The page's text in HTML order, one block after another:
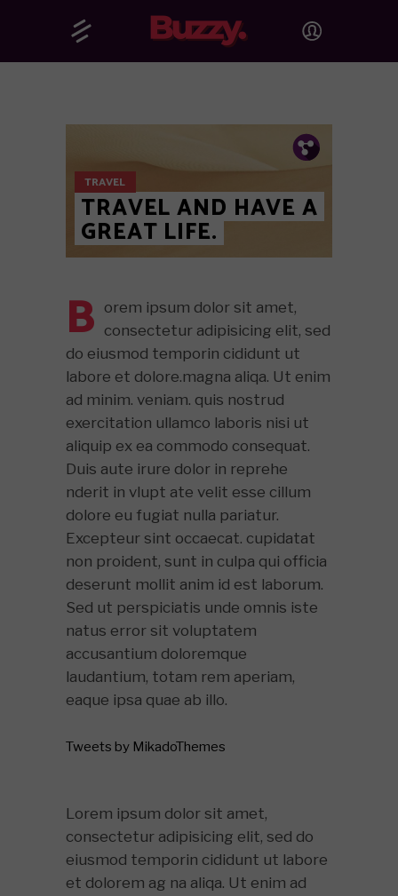
Fb.
Tw.
Pin.
TRAVEL
TRAVEL AND HAVE A
GREAT LIFE.
B orem ipsum dolor sit amet,
consectetur adipisicing elit, sed
do eiusmod temporin cididunt ut
labore et dolore.magna aliqa. Ut enim
ad minim. veniam. quis nostrud
exercitation ullamco laboris nisi ut
aliquip ex ea commodo consequat.
Duis aute irure dolor in reprehe
nderit in vlupt ate velit esse cillum
dolore eu fugiat nulla pariatur.
Excepteur sint occaecat. cupidatat
non proident, sunt in culpa qui officia
deserunt mollit anim id est laborum.
Sed ut perspiciatis unde omnis iste
natus error sit voluptatem
accusantium doloremque
laudantium, totam rem aperiam,
eaque ipsa quae ab illo.
Tweets by MikadoThemes
Lorem ipsum dolor sit amet,
consectetur adipisicing elit, sed do
eiusmod temporin cididunt ut labore
et dolorem ag na aliqa. Ut enim ad